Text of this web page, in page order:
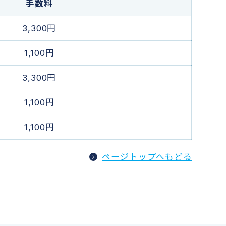
手数料
3,300円
1,100円
3,300円
1,100円
1,100円
ページトップへもどる